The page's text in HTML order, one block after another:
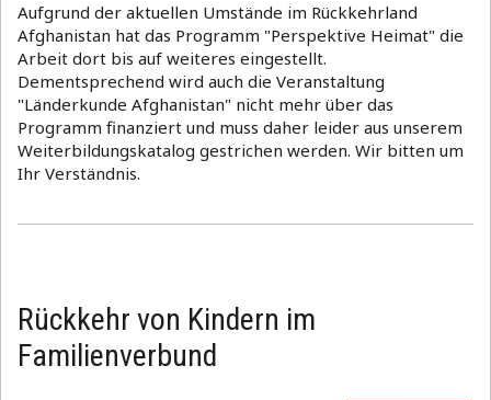
Aufgrund der aktuellen Umstände im Rückkehrland
Afghanistan hat das Programm "Perspektive Heimat" die
Arbeit dort bis auf weiteres eingestellt.
Dementsprechend wird auch die Veranstaltung
"Länderkunde Afghanistan" nicht mehr über das
Programm finanziert und muss daher leider aus unserem
Weiterbildungskatalog gestrichen werden. Wir bitten um
Ihr Verständnis.
Rückkehr von Kindern im
Familienverbund